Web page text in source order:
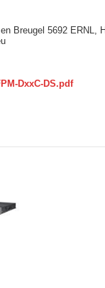
Breugel 5692 ERNL,
DxxC-DS.pdf